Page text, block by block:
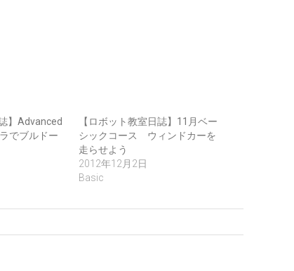
】Advanced
でブルドー
【ロボット教室日誌】11月ベー
シックコース ウィンドカーを
走らせよう
2012年12月2日
Basic